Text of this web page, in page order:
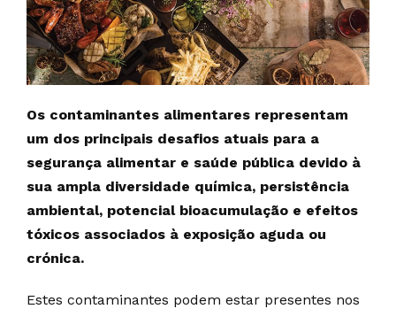
Os contaminantes alimentares representam
um dos principais desafios atuais para a
segurança alimentar e saúde pública devido à
sua ampla diversidade química, persistência
ambiental, potencial bioacumulação e efeitos
tóxicos associados à exposição aguda ou
crónica.
Estes contaminantes podem estar presentes nos